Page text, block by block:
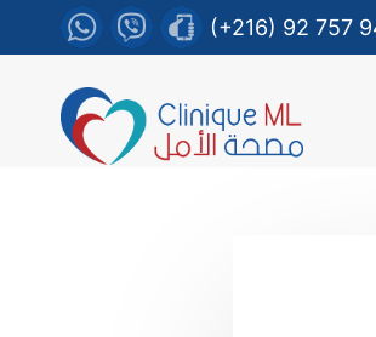
(+216) 92 757